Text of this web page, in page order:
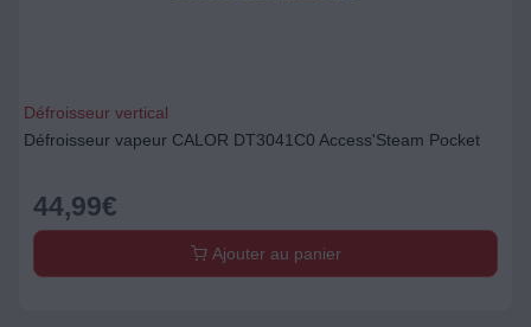
Défroisseur vertical
Défroisseur vapeur CALOR DT3041C0 Access'Steam Pocket
44,99€
Ajouter au panier